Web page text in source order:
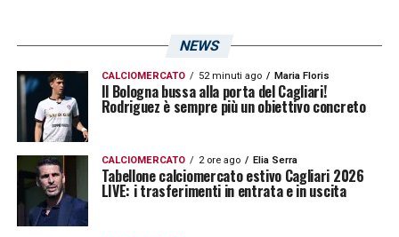
NEWS
CALCIOMERCATO 52 minuti ago Maria Floris
Il Bologna bussa alla porta del Cagliari!
Rodriguez è sempre più un obiettivo concreto
CALCIOMERCATO 2 ore ago Elia Serra
Tabellone calciomercato estivo Cagliari 2026
LIVE: i trasferimenti in entrata e in uscita